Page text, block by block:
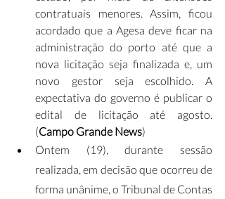
contratuais menores. Assim, ficou
acordado que a Agesa deve ficar na
administração do porto até que a
nova licitação seja finalizada e, um
novo gestor seja escolhido. A
expectativa do governo é publicar o
edital de licitação até agosto.
(Campo Grande News)
Ontem (19), durante sessão
realizada, em decisão que ocorreu de
forma unânime, o Tribunal de Contas